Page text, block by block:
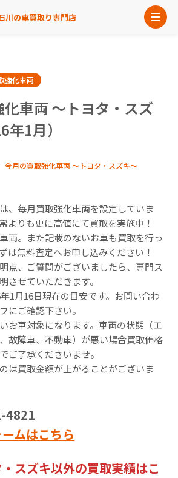
川の車買取り専門店
強化車両
車両 ～トヨタ・スズ
1月）
今月の買取強化車両 ～トヨタ・スズキ～
、毎月買取強化車両を設定していま
よりも更に高値にて買取を実施中！
両。また記載のないお車も買取を行っ
は無料査定へお申し込みください！
点、ご質問がございましたら、専門ス
させていただきます。
1月16日現在の目安です。お問い合わ
にご確認下さい。
お車対象になります。車両の状態（エ
故障車、不動車）が悪い場合買取価格
ご了承くださいませ。
は買取金額が上がることがございま
4821
ムはこちら
スズキ以外の買取実績はこ